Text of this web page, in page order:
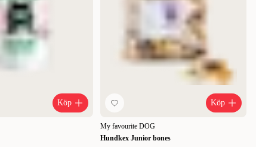
Köp Köp
My favourite DOG
Hundkex Junior bones